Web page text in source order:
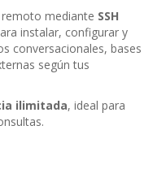
remoto mediante SSH
instalar, configurar y
conversacionales, bases
según tus
ilimitada, ideal para